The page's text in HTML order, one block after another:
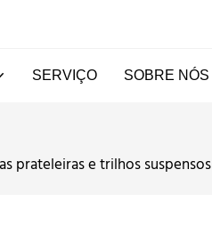
SERVIÇO SOBRE NÓS
prateleiras e trilhos suspensos